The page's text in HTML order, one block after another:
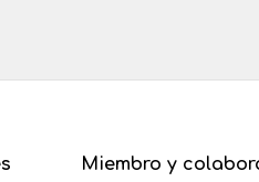
Miembro y